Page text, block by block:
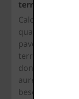
terre cuite
Calculez la
quantité de
pavés en
terre cuite
dont vous
aurez
besoin.